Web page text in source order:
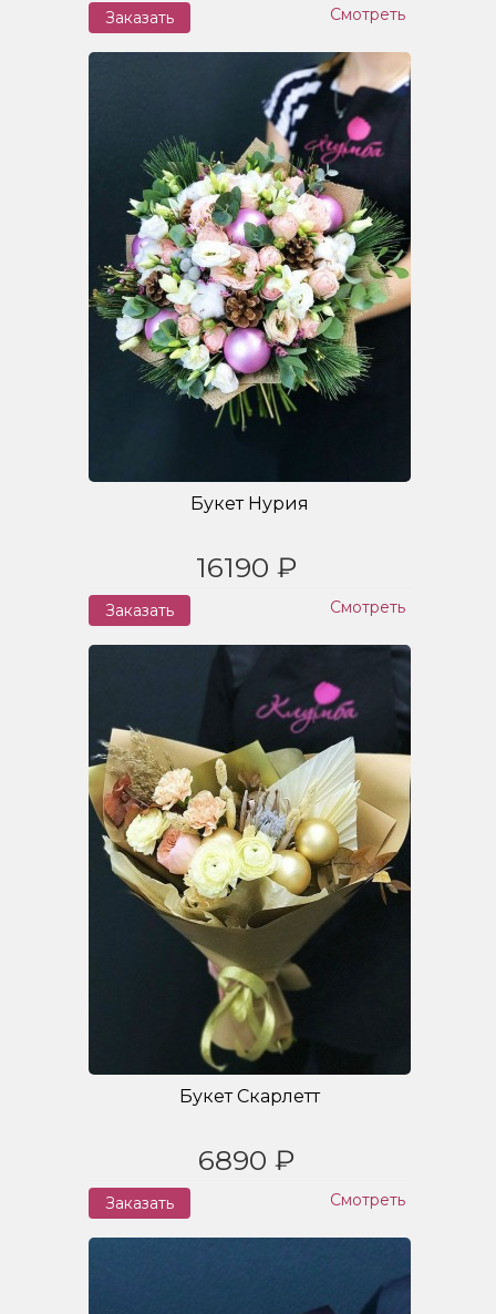
Заказать Смотреть
Букет Нурия
16190 ₽
Заказать Смотреть
Букет Скарлетт
6890 ₽
Заказать Смотреть